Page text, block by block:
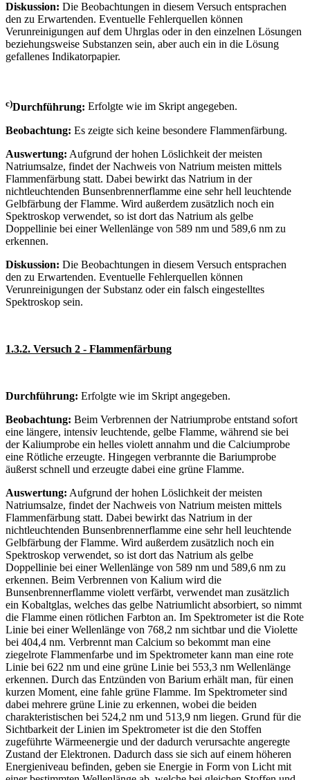
Diskussion: Die Beobachtungen in diesem Versuch entsprachen
den zu Erwartenden. Eventuelle Fehlerquellen können
Verunreinigungen auf dem Uhrglas oder in den einzelnen Lösungen
beziehungsweise Substanzen sein, aber auch ein in die Lösung
gefallenes Indikatorpapier.
c)Durchführung: Erfolgte wie im Skript angegeben.
Beobachtung: Es zeigte sich keine besondere Flammenfärbung.
Auswertung: Aufgrund der hohen Löslichkeit der meisten
Natriumsalze, findet der Nachweis von Natrium meisten mittels
Flammenfärbung statt. Dabei bewirkt das Natrium in der
nichtleuchtenden Bunsenbrennerflamme eine sehr hell leuchtende
Gelbfärbung der Flamme. Wird außerdem zusätzlich noch ein
Spektroskop verwendet, so ist dort das Natrium als gelbe
Doppellinie bei einer Wellenlänge von 589 nm und 589,6 nm zu
erkennen.
Diskussion: Die Beobachtungen in diesem Versuch entsprachen
den zu Erwartenden. Eventuelle Fehlerquellen können
Verunreinigungen der Substanz oder ein falsch eingestelltes
Spektroskop sein.
1.3.2. Versuch 2 - Flammenfärbung
Durchführung: Erfolgte wie im Skript angegeben.
Beobachtung: Beim Verbrennen der Natriumprobe entstand sofort
eine längere, intensiv leuchtende, gelbe Flamme, während sie bei
der Kaliumprobe ein helles violett annahm und die Calciumprobe
eine Rötliche erzeugte. Hingegen verbrannte die Bariumprobe
äußerst schnell und erzeugte dabei eine grüne Flamme.
Auswertung: Aufgrund der hohen Löslichkeit der meisten
Natriumsalze, findet der Nachweis von Natrium meisten mittels
Flammenfärbung statt. Dabei bewirkt das Natrium in der
nichtleuchtenden Bunsenbrennerflamme eine sehr hell leuchtende
Gelbfärbung der Flamme. Wird außerdem zusätzlich noch ein
Spektroskop verwendet, so ist dort das Natrium als gelbe
Doppellinie bei einer Wellenlänge von 589 nm und 589,6 nm zu
erkennen. Beim Verbrennen von Kalium wird die
Bunsenbrennerflamme violett verfärbt, verwendet man zusätzlich
ein Kobaltglas, welches das gelbe Natriumlicht absorbiert, so nimmt
die Flamme einen rötlichen Farbton an. Im Spektrometer ist die Rote
Linie bei einer Wellenlänge von 768,2 nm sichtbar und die Violette
bei 404,4 nm. Verbrennt man Calcium so bekommt man eine
ziegelrote Flammenfarbe und im Spektrometer kann man eine rote
Linie bei 622 nm und eine grüne Linie bei 553,3 nm Wellenlänge
erkennen. Durch das Entzünden von Barium erhält man, für einen
kurzen Moment, eine fahle grüne Flamme. Im Spektrometer sind
dabei mehrere grüne Linie zu erkennen, wobei die beiden
charakteristischen bei 524,2 nm und 513,9 nm liegen. Grund für die
Sichtbarkeit der Linien im Spektrometer ist die den Stoffen
zugeführte Wärmeenergie und der dadurch verursachte angeregte
Zustand der Elektronen. Dadurch dass sie sich auf einem höheren
Energieniveau befinden, geben sie Energie in Form von Licht mit